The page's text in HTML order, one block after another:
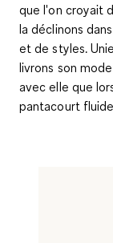
que l'on croyait
la déclinons
et de styles.
livrons son
avec elle que
pantacourt